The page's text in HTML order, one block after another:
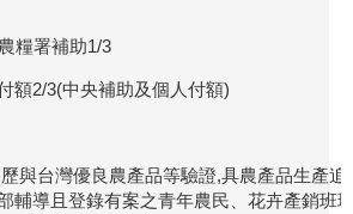
糧署補助1/3
額2/3(中央補助及個人付額)
與台灣優良農產品等驗證,具農產品生產
輔導且登錄有案之青年農民、花卉產銷班